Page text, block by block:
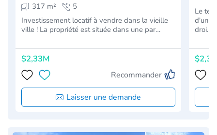
317 m²
5
Investissement locatif à vendre dans la vieille
ville ! La propriété est située dans une par…
$2,33M
Recommander
Laisser une demande
Le
d'une
droi…